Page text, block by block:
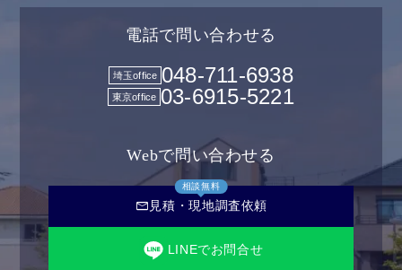
電話で問い合わせる
埼玉office 048-711-6938
東京office 03-6915-5221
Webで問い合わせる
相談無料
mail見積・現地調査依頼
LINEでお問合せ